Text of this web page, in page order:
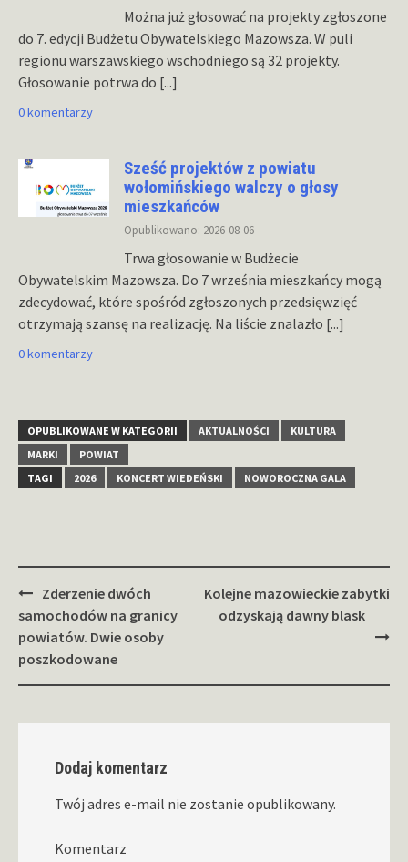
Można już głosować na projekty zgłoszone
do 7. edycji Budżetu Obywatelskiego Mazowsza. W puli
regionu warszawskiego wschodniego są 32 projekty.
Głosowanie potrwa do [...]
0 komentarzy
Sześć projektów z powiatu
wołomińskiego walczy o głosy
mieszkańców
Opublikowano: 2026-08-06
Trwa głosowanie w Budżecie
Obywatelskim Mazowsza. Do 7 września mieszkańcy mogą
zdecydować, które spośród zgłoszonych przedsięwzięć
otrzymają szansę na realizację. Na liście znalazło [...]
0 komentarzy
OPUBLIKOWANE W KATEGORII AKTUALNOŚCI
KULTURA
MARKI
POWIAT
TAGI
2026 KONCERT WIEDEŃSKI NOWOROCZNA GALA
Zobacz
wpisy
Zderzenie dwóch
samochodów na granicy
powiatów. Dwie osoby
poszkodowane
Kolejne mazowieckie zabytki
odzyskają dawny blask
Dodaj komentarz
Twój adres e-mail nie zostanie opublikowany.
Komentarz